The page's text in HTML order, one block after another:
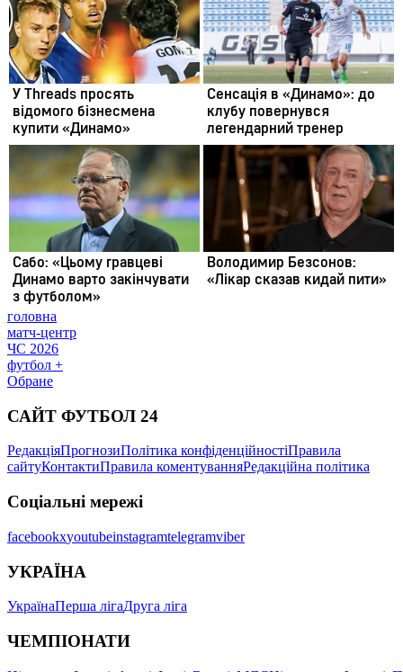
головна
матч-центр
ЧС 2026
футбол +
Обране
САЙТ ФУТБОЛ 24
РедакціяПрогнозиПолітика конфіденційностіПравила
сайтуКонтактиПравила коментуванняРедакційна політика
Соціальні мережі
facebookxyoutubeinstagramtelegramviber
УКРАЇНА
УкраїнаПерша лігаДруга ліга
ЧЕМПІОНАТИ